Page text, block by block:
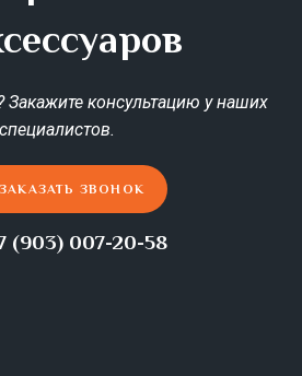
Закажите консультацию у наших
специалистов.
ЗАКАЗАТЬ ЗВОНОК
(903) 007-20-58